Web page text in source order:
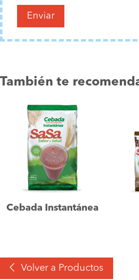
También te
Cebada Instantánea
Volver a Productos